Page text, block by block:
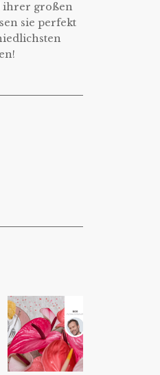
ihrer großen
sie perfekt